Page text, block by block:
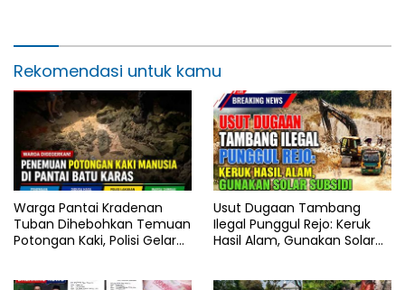
Rekomendasi untuk kamu
Warga Pantai Kradenan
Tuban Dihebohkan Temuan
Potongan Kaki, Polisi Gelar
Usut Dugaan Tambang
Ilegal Punggul Rejo: Keruk
Hasil Alam, Gunakan Solar